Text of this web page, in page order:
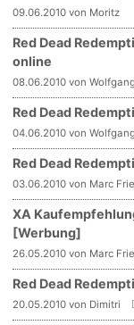
09.06.2010 von Moritz
Red Dead
online
08.06.2010 von
Red Dead
04.06.2010 von
Red Dead
03.06.2010 von Marc
XA
[Werbung]
26.05.2010 von Marc
Red Dead
20.05.2010 von Dimitri